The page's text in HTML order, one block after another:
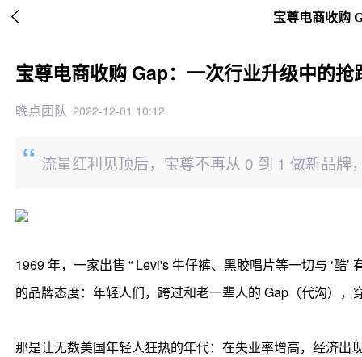
 宝尊电商收购
宝尊电商收购 Gap：一次行业升级中的抢
晚点团队 2022-12-01 10:12
流量红利见顶后，宝尊不再从 0 到 1 做新品牌
1969 年，一家出售 “ Levi's 牛仔裤、黑胶唱片等一切与 ‘酷
的品牌态度：年轻人们，跨过和老一辈人的 Gap（代沟），
那是让无数美国年轻人狂热的年代：在失业率增高，经济